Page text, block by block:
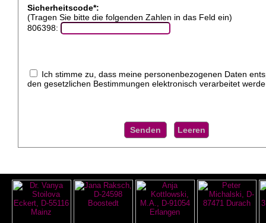
Sicherheitscode*:
(Tragen Sie bitte die folgenden Zahlen in das Feld ein)
806398:
Ich stimme zu, dass meine personenbezogenen Daten
den gesetzlichen Bestimmungen elektronisch verarbeitet